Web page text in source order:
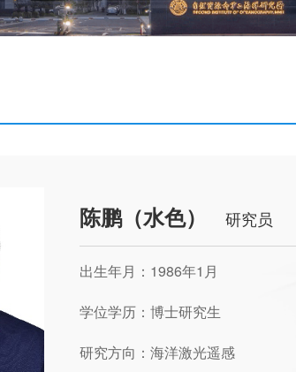
陈鹏（水色） 研究员
出生年月：1986年1月
学位学历：博士研究生
研究方向：海洋激光遥感